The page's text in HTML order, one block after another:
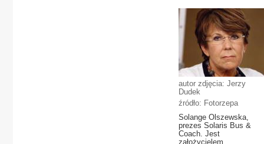
autor zdjęcia: Jerzy
Dudek
źródło: Fotorzepa
Solange Olszewska,
prezes Solaris Bus &
Coach. Jest
założycielem,